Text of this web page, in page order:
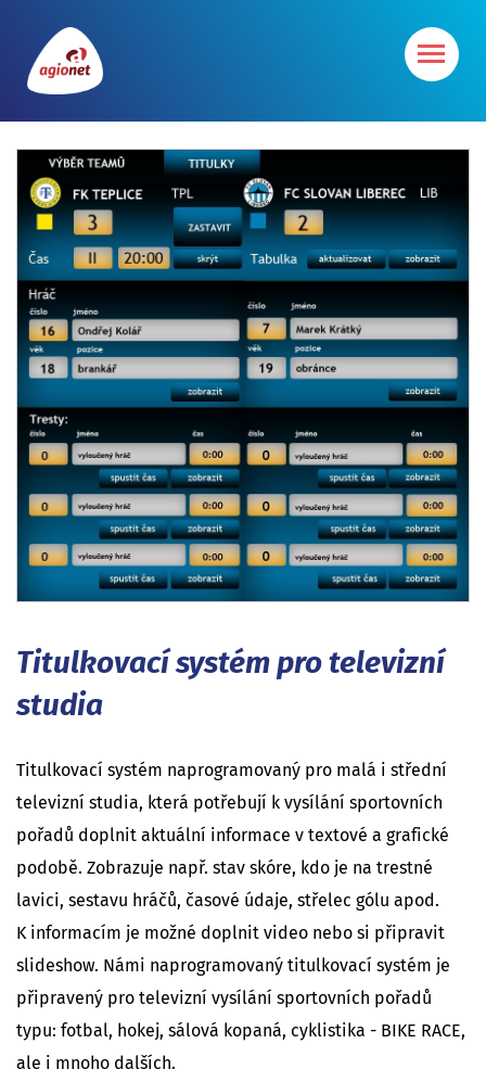
Titulkovací systém pro televizní
studia
Titulkovací systém naprogramovaný pro malá i střední
televizní studia, která potřebují k vysílání sportovních
pořadů doplnit aktuální informace v textové a grafické
podobě. Zobrazuje např. stav skóre, kdo je na trestné
lavici, sestavu hráčů, časové údaje, střelec gólu apod.
K informacím je možné doplnit video nebo si připravit
slideshow. Námi naprogramovaný titulkovací systém je
připravený pro televizní vysílání sportovních pořadů
typu: fotbal, hokej, sálová kopaná, cyklistika - BIKE RACE,
ale i mnoho dalších.